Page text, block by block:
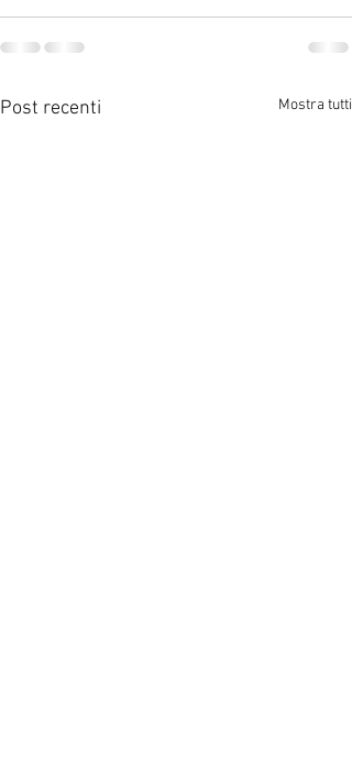
Post recenti Mostra tutti